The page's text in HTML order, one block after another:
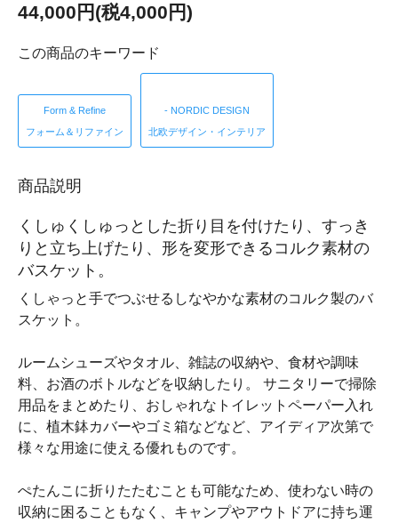
44,000円(税4,000円)
この商品のキーワード
Form & Refine
フォーム＆リファイン
- NORDIC DESIGN
北欧デザイン・インテリア
商品説明
くしゅくしゅっとした折り目を付けたり、すっき
りと立ち上げたり、形を変形できるコルク素材の
バスケット。
くしゃっと手でつぶせるしなやかな素材のコルク製のバ
スケット。
ルームシューズやタオル、雑誌の収納や、食材や調味
料、お酒のボトルなどを収納したり。 サニタリーで掃除
用品をまとめたり、おしゃれなトイレットペーパー入れ
に、植木鉢カバーやゴミ箱などなど、アイディア次第で
様々な用途に使える優れものです。
ぺたんこに折りたたむことも可能なため、使わない時の
収納に困ることもなく、キャンプやアウトドアに持ち運